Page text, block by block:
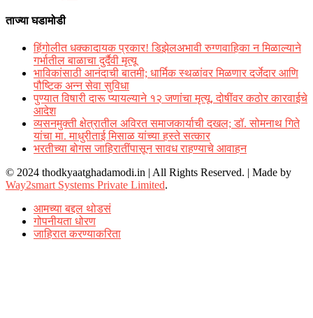
ताज्या घडामोडी
हिंगोलीत धक्कादायक प्रकार! डिझेलअभावी रुग्णवाहिका न मिळाल्याने
गर्भातील बाळाचा दुर्दैवी मृत्यू
भाविकांसाठी आनंदाची बातमी; धार्मिक स्थळांवर मिळणार दर्जेदार आणि
पौष्टिक अन्न सेवा सुविधा
पुण्यात विषारी दारू प्यायल्याने १२ जणांचा मृत्यू, दोषींवर कठोर कारवाईचे
आदेश
व्यसनमुक्ती क्षेत्रातील अविरत समाजकार्याची दखल; डॉ. सोमनाथ गिते
यांचा मा. माधुरीताई मिसाळ यांच्या हस्ते सत्कार
भरतीच्या बोगस जाहिरातींपासून सावध राहण्याचे आवाहन
© 2024 thodkyaatghadamodi.in | All Rights Reserved. | Made by
Way2smart Systems Private Limited.
आमच्या बद्दल थोडसं
गोपनीयता धोरण
जाहिरात करण्याकरिता